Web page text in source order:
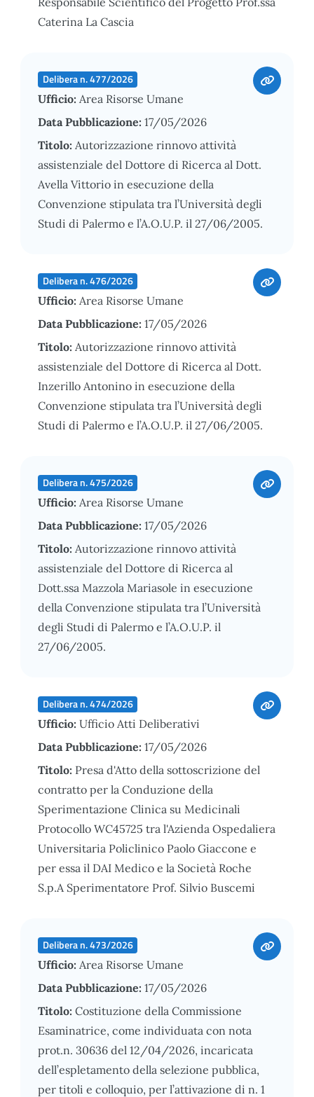
Caterina La Cascia
Delibera n. 477/2026
Ufficio: Area Risorse Umane
Data Pubblicazione: 17/05/2026
Titolo: Autorizzazione rinnovo attività
assistenziale del Dottore di Ricerca al Dott.
Avella Vittorio in esecuzione della
Convenzione stipulata tra l’Università degli
Studi di Palermo e l’A.O.U.P. il 27/06/2005.
Delibera n. 476/2026
Ufficio: Area Risorse Umane
Data Pubblicazione: 17/05/2026
Titolo: Autorizzazione rinnovo attività
assistenziale del Dottore di Ricerca al Dott.
Inzerillo Antonino in esecuzione della
Convenzione stipulata tra l’Università degli
Studi di Palermo e l’A.O.U.P. il 27/06/2005.
Delibera n. 475/2026
Ufficio: Area Risorse Umane
Data Pubblicazione: 17/05/2026
Titolo: Autorizzazione rinnovo attività
assistenziale del Dottore di Ricerca al
Dott.ssa Mazzola Mariasole in esecuzione
della Convenzione stipulata tra l’Università
degli Studi di Palermo e l’A.O.U.P. il
27/06/2005.
Delibera n. 474/2026
Ufficio: Ufficio Atti Deliberativi
Data Pubblicazione: 17/05/2026
Titolo: Presa d'Atto della sottoscrizione del
contratto per la Conduzione della
Sperimentazione Clinica su Medicinali
Protocollo WC45725 tra l'Azienda Ospedaliera
Universitaria Policlinico Paolo Giaccone e
per essa il DAI Medico e la Società Roche
S.p.A Sperimentatore Prof. Silvio Buscemi
Delibera n. 473/2026
Ufficio: Area Risorse Umane
Data Pubblicazione: 17/05/2026
Titolo: Costituzione della Commissione
Esaminatrice, come individuata con nota
prot.n. 30636 del 12/04/2026, incaricata
dell’espletamento della selezione pubblica,
per titoli e colloquio, per l’attivazione di n. 1